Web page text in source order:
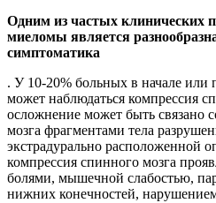
Одним из частых клинических
миеломы является
симптоматика
. У 10-20% больных в начале или
может наблюдаться компрессия
осложнение может быть связано
мозга фрагментами тела
экстрадурально расположенной
компрессия спинного мозга
болями, мышечной слабостью,
нижних конечностей,